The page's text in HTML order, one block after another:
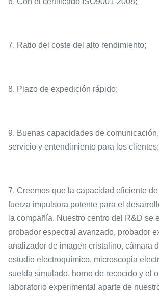
7. Ratio del coste del alto rendimiento;
8. Plazo de expedición rápido;
9. Buenas capacidades de
servicio y entendimiento para los
7. Creemos que la capacidad eficiente
fuerza impulsora potente para el
la compañía. Nuestro centro del R&D se
probador espectral avanzado, probador
analizador de imagen cristalino, cámara
estudio electroquímico, microscopia
suelda simulado, horno de recocido y el
laboratorio experimental aparte de